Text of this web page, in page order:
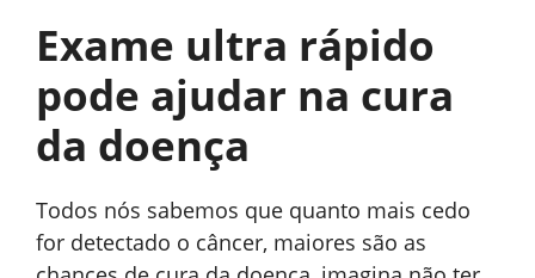
Exame ultra rápido
pode ajudar na cura
da doença
Todos nós sabemos que quanto mais cedo
for detectado o câncer, maiores são as